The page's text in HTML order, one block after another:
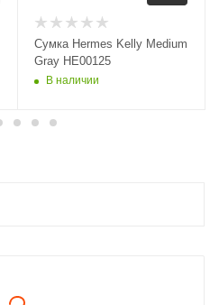
Сумка Hermes Kelly Medium
Gray HE00125
В наличии